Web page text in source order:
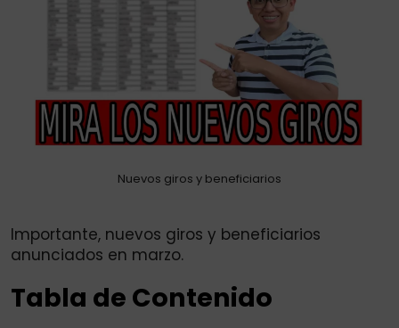
Nuevos giros y beneficiarios
Importante, nuevos giros y beneficiarios
anunciados en marzo.
Tabla de Contenido